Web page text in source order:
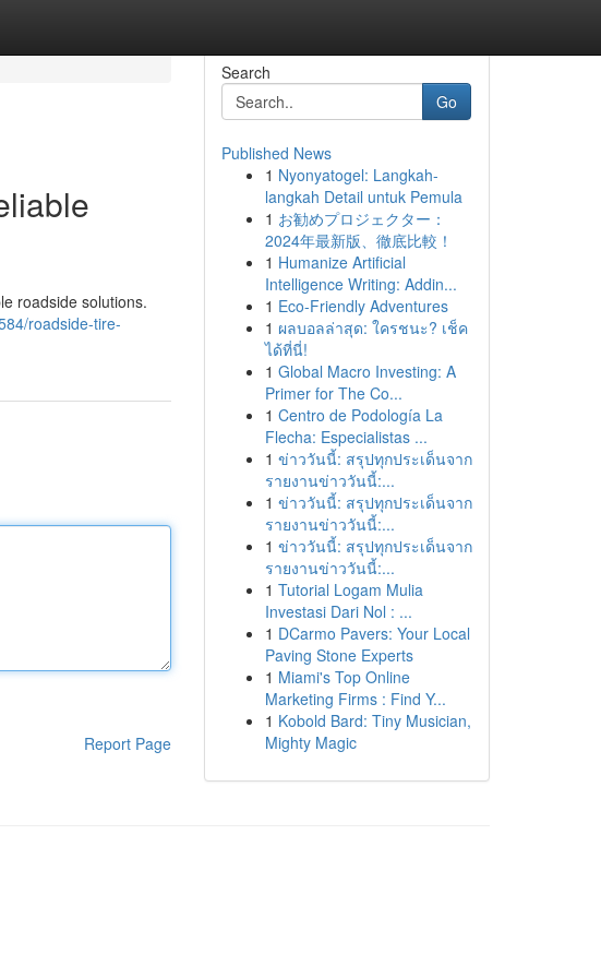
roadside solutions.
roadside-tire-
Report Page
Search
Go
Published News
1 Nyonyatogel: Langkah-
langkah Detail untuk Pemula
1 お勧めプロジェクター：
2024年最新版、徹底比較！
1 Humanize Artificial
Intelligence Writing: Addin...
1 Eco-Friendly Adventures
1 ผลบอลล่าสุด: ใครชนะ? เช็ค
ได้ที่นี่!
1 Global Macro Investing: A
Primer for The Co...
1 Centro de Podología La
Flecha: Especialistas ...
1 ข่าววันนี้: สรุปทุกประเด็นจาก
รายงานข่าววันนี้:...
1 ข่าววันนี้: สรุปทุกประเด็นจาก
รายงานข่าววันนี้:...
1 ข่าววันนี้: สรุปทุกประเด็นจาก
รายงานข่าววันนี้:...
1 Tutorial Logam Mulia
Investasi Dari Nol : ...
1 DCarmo Pavers: Your Local
Paving Stone Experts
1 Miami's Top Online
Marketing Firms : Find Y...
1 Kobold Bard: Tiny Musician,
Mighty Magic